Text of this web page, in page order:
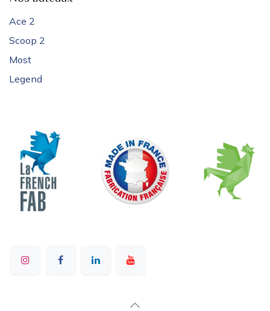
Ace 2
Scoop 2
Most
Legend